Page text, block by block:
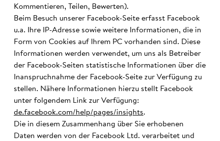
Kommentieren, Teilen, Bewerten).
Beim Besuch unserer Facebook-Seite erfasst Facebook
u.a. Ihre IP-Adresse sowie weitere Informationen, die in
Form von Cookies auf Ihrem PC vorhanden sind. Diese
Informationen werden verwendet, um uns als Betreiber
der Facebook-Seiten statistische Informationen über die
Inanspruchnahme der Facebook-Seite zur Verfügung zu
stellen. Nähere Informationen hierzu stellt Facebook
unter folgendem Link zur Verfügung:
de.facebook.com/help/pages/insights.
Die in diesem Zusammenhang über Sie erhobenen
Daten werden von der Facebook Ltd. verarbeitet und